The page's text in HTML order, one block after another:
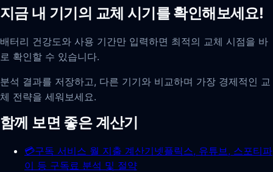
지금 내 기기의 교체 시기를 확인해보세요!
배터리 건강도와 사용 기간만 입력하면 최적의 교체 시점을 바
로 확인할 수 있습니다.
분석 결과를 저장하고, 다른 기기와 비교하며 가장 경제적인 교
체 전략을 세워보세요.
함께 보면 좋은 계산기
💳구독 서비스 월 지출 계산기넷플릭스, 유튜브, 스포티파
이 등 구독료 분석 및 절약